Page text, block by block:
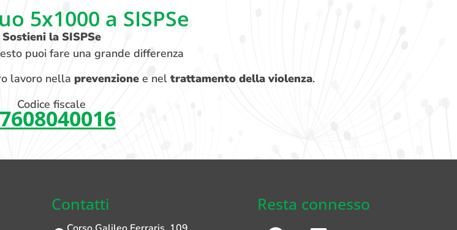
5x1000 a SISPSe
Sostieni la SISPSe
puoi fare una grande differenza
lavoro nella prevenzionee nel trattamento della violenza.
Codice fiscale
Contatti Resta connesso